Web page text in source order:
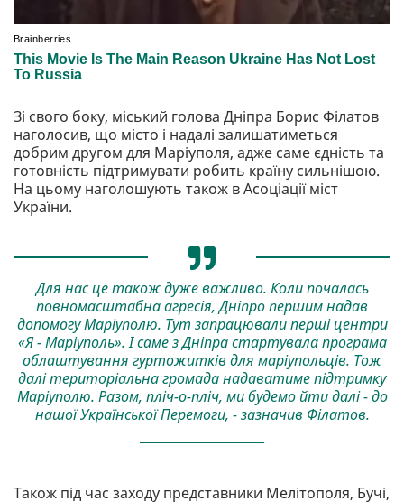
Зі свого боку, міський голова Дніпра Борис Філатов
наголосив, що місто і надалі залишатиметься
добрим другом для Маріуполя, адже саме єдність та
готовність підтримувати робить країну сильнішою.
На цьому наголошують також в Асоціації міст
України.
Для нас це також дуже важливо. Коли почалась
повномасштабна агресія, Дніпро першим надав
допомогу Маріуполю. Тут запрацювали перші центри
«Я - Маріуполь». І саме з Дніпра стартувала програма
облаштування гуртожитків для маріупольців. Тож
далі територіальна громада надаватиме підтримку
Маріуполю. Разом, пліч-о-пліч, ми будемо йти далі - до
нашої Української Перемоги, - зазначив Філатов.
Також під час заходу представники Мелітополя, Бучі,